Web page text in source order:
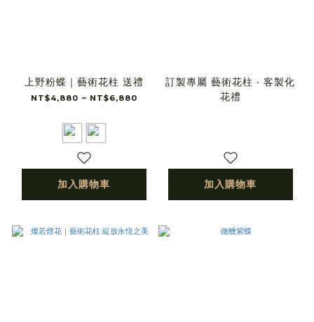
上野粉蝶｜藝術花柱 送禮
NT$4,880 ~ NT$6,880
加入購物車
訂製專屬 藝術花柱 ‧ 客製化
花禮
加入購物車